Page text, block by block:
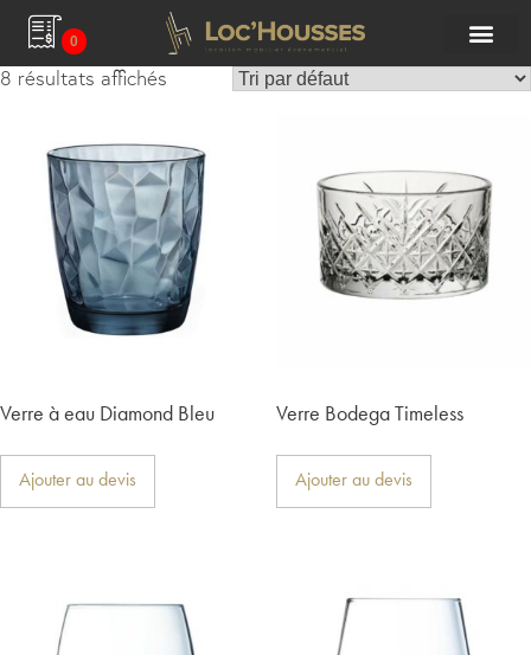
0
8 résultats affichés
Verre à eau Diamond Bleu
Ajouter au devis
Verre Bodega Timeless
Ajouter au devis